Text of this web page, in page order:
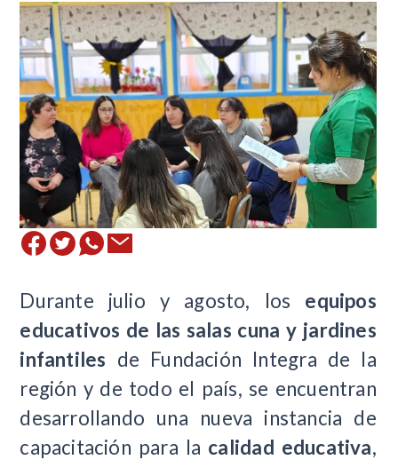
Durante julio y agosto, los equipos
educativos de las salas cuna y jardines
infantiles de Fundación Integra de la
región y de todo el país, se encuentran
desarrollando una nueva instancia de
capacitación para la calidad educativa,